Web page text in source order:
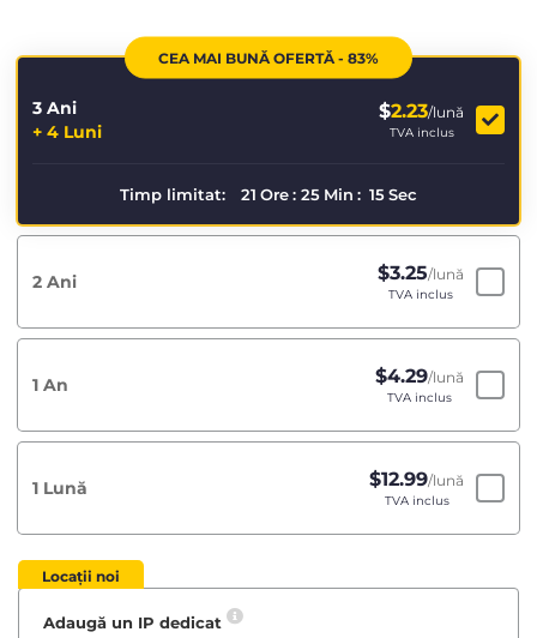
CEA MAI BUNĂ OFERTĂ - 83%
3 Ani
+ 4 Luni
$2.23/lună
TVA inclus
Timp limitat: 21 Ore: 25 Min : 14Sec
2 Ani $3.25/lună
TVA inclus
1 An $4.29/lună
TVA inclus
1 Lună $12.99/lună
TVA inclus
Locații noi
Adaugă un IP dedicat